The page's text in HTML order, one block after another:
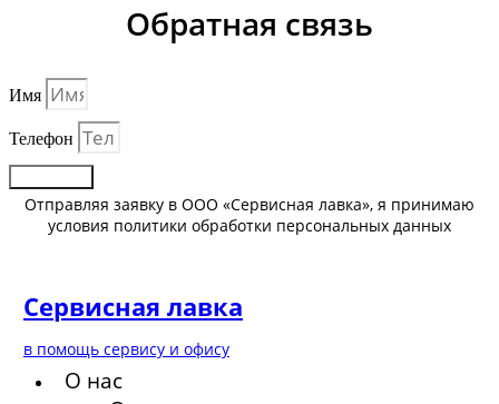
Обратная связь
Имя
Телефон
Отправляя заявку в ООО «Сервисная лавка», я принимаю
условия политики обработки персональных данных
Сервисная лавка
в помощь сервису и офису
О нас